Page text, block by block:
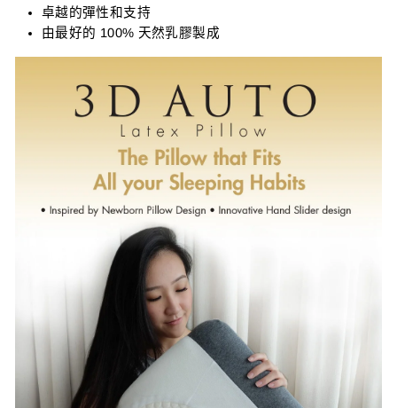
卓越的彈性和支持
由最好的 100% 天然乳膠製成